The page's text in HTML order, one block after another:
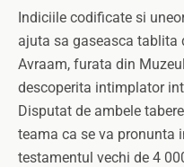
Indiciile codificate si
ajuta sa gaseasca tablita
Avraam, furata din
descoperita intimplator
Disputat de ambele
teama ca se va pronunta
testamentul vechi de 4